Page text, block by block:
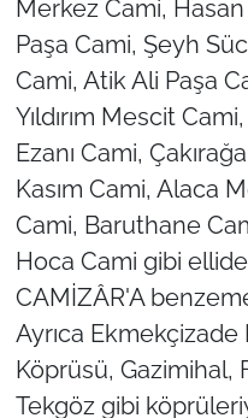
Merkez Cami,
Paşa Cami, Şeyh
Cami, Atik Ali Paşa
Yıldırım Mescit
Ezanı Cami,
Kasım Cami, Alaca
Cami, Baruthane
Hoca Cami gibi
CAMİZÂR'A
Ayrıca
Köprüsü, Gazimihal,
Tekgöz gibi